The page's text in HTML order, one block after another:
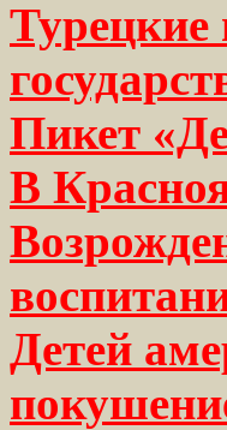
Турецкие
Пикет
В
Детей